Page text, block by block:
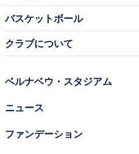
バスケットボール
クラブについて
ベルナベウ・スタジアム
ニュース
ファンデーション